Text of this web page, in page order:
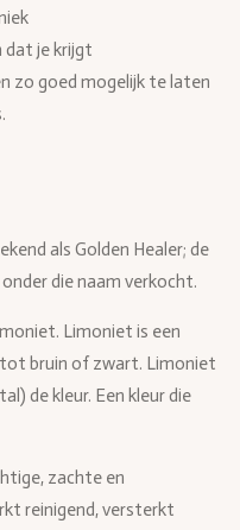
je krijgt
zo goed mogelijk te laten
als Golden Healer; de
die naam verkocht.
Limoniet is een
tot bruin of zwart. Limoniet
de kleur. Een kleur die
zachte en
reinigend, versterkt